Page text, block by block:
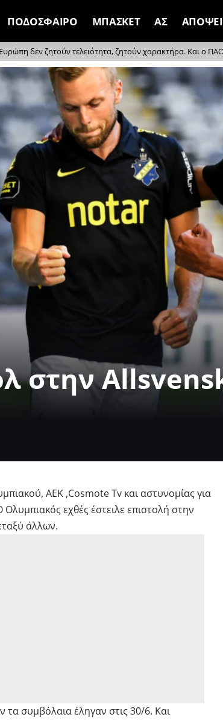
ΠΟΔΟΣΦΑΙΡΟ ΜΠΑΣΚΕΤ ΑΣ
δεν ζητούν τελειότητα, ζητούν χαρακτήρα. Και ο
στην
ΑΕΚ ,Cosmote Tv και αστυνομίας για
εχθές έστειλε επιστολή στην
άλλων.
τα συμβόλαια έληγαν στις 30/6. Και